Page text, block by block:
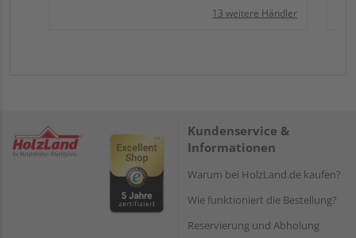
13 weitere Händler
Kundenservice &
Informationen
Warum bei HolzLand.de kaufen?
Wie funktioniert die Bestellung?
Reservierung und Abholung